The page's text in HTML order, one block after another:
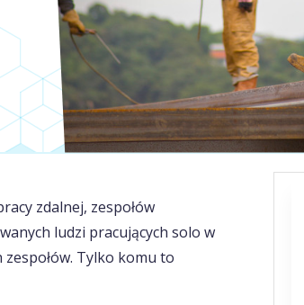
zdalnej, zespołów
ludzi pracujących solo w
Tylko komu to